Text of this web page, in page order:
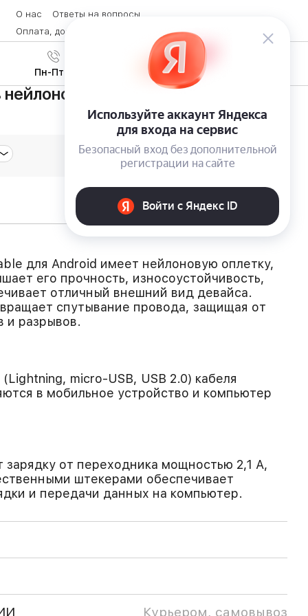
О нас
Ответы на вопросы
Оплата, доставка и возврат товара
Контакты
8 (800) 600-28-07
Пн-Пт с 9:00 до 19:00
оплетке Remax Nylon
для Android имеет нейлоновую оплетку,
его прочность, износоустойчивость,
отличный внешний вид девайса.
спутывание провода, защищая от
и разрывов.
micro-USB, USB 2.0) кабеля
в мобильное устройство и компьютер
от переходника мощностью 2,1 А,
штекерами обеспечивает
и передачи данных на компьютер.
Курьером, самовывоз